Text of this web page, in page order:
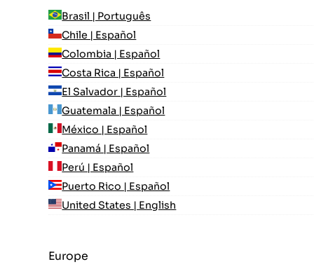
Brasil | Português
Chile | Español
Colombia | Español
Costa Rica | Español
El Salvador | Español
Guatemala | Español
México | Español
Panamá | Español
Perú | Español
Puerto Rico | Español
United States | English
Europe